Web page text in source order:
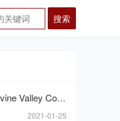
Valley College
2021-01-25